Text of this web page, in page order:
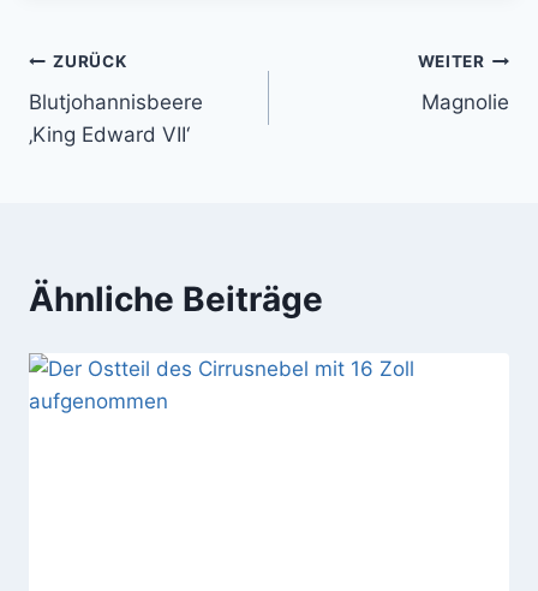
Beitragsnavigation
ZURÜCK
Blutjohannisbeere
‚King Edward VII‘
WEITER
Magnolie
Ähnliche Beiträge